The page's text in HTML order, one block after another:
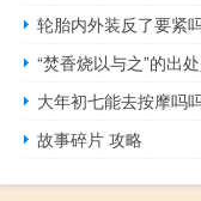
轮胎内外装反了要紧
“焚香烧以与之”的出
大年初七能去按摩吗
故事碎片 攻略